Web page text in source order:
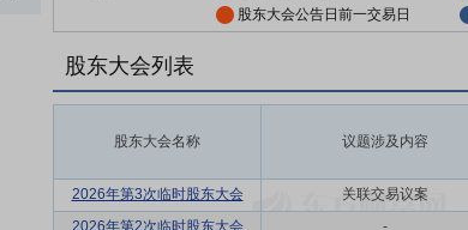
股东大会公告日前一交易日
股东大会列表
股东大会名称 议题涉及内容
2026年第3次临时股东大会 关联交易议案
2026年第2次临时股东大会
-